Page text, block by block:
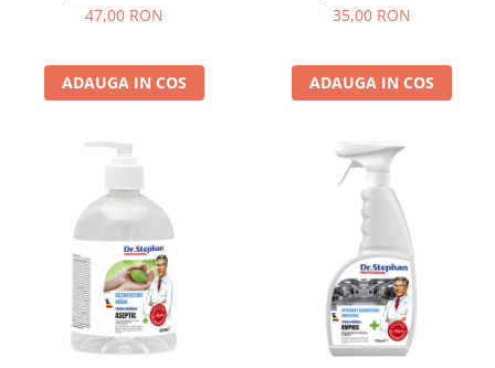
47,00 RON
ADAUGA IN COS
35,00 RON
ADAUGA IN COS